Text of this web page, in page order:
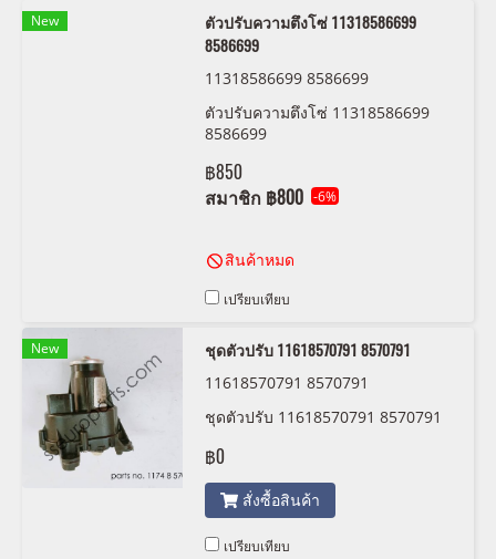
New
ตัวปรับความตึงโซ่ 11318586699
8586699
11318586699 8586699
ตัวปรับความตึงโซ่ 11318586699
8586699
฿850
สมาชิก ฿800 -6%
สินค้าหมด
เปรียบเทียบ
New
ชุดตัวปรับ 11618570791 8570791
11618570791 8570791
ชุดตัวปรับ 11618570791 8570791
฿0
สั่งซื้อสินค้า
เปรียบเทียบ